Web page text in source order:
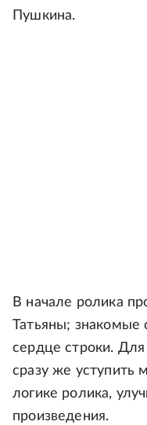
Пушкина.
В начале ролика
Татьяны; знакомые
сердце строки.
сразу же уступить
логике ролика,
произведения.